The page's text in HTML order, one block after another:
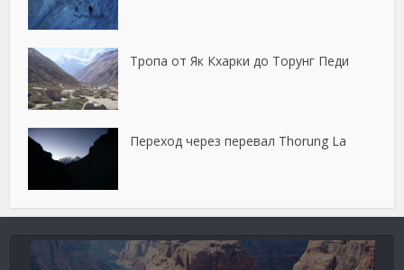
Тропа от Як Кхарки до Торунг Педи
Переход через перевал Thorung La